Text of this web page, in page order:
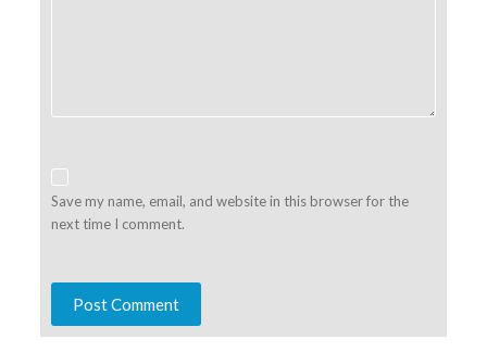
Save my name, email, and website in this browser for the
next time I comment.
Post Comment